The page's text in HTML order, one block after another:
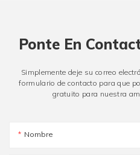
Ponte En
Simplemente deje su correo
formulario de contacto para que
gratuito para nuestra
Nombre